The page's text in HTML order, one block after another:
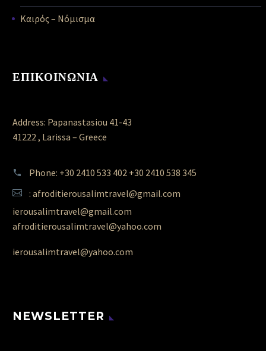
Καιρός – Νόμισμα
ΕΠΙΚΟΙΝΩΝΙΑ
Address: Papanastasiou 41-43
41222 , Larissa – Greece
Phone: +30 2410 533 402 +30 2410 538 345
: afroditierousalimtravel@gmail.com
ierousalimtravel@gmail.com
afroditierousalimtravel@yahoo.com
ierousalimtravel@yahoo.com
NEWSLETTER